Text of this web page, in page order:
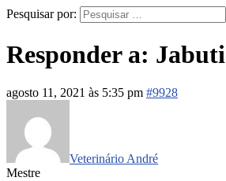
Pesquisar por:
Responder a: Jabuti
agosto 11, 2021 às 5:35 pm #9928
Veterinário André
Mestre